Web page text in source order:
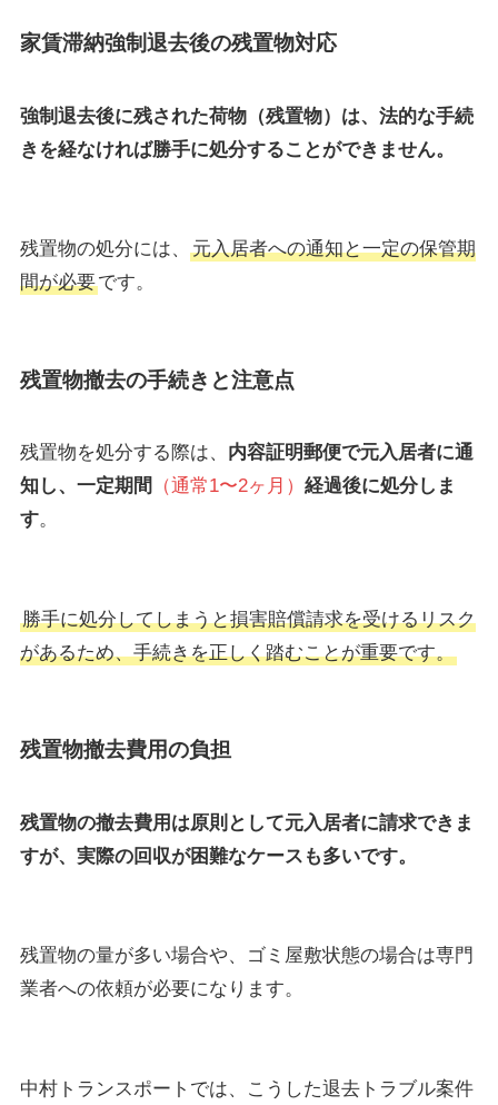
家賃滞納強制退去後の残置物対応
強制退去後に残された荷物（残置物）は、法的な手続
きを経なければ勝手に処分することができません。
残置物の処分には、
元入居者への通知と一定の保管期
間が必要です。
残置物撤去の手続きと注意点
残置物を処分する際は、 内容証明郵便で元入居者に通
知し、一定期間
（通常1〜2ヶ月） 経過後に処分しま
す。
勝手に処分してしまうと損害賠償請求を受けるリスク
があるため、手続きを正しく踏むことが重要です。
残置物撤去費用の負担
残置物の撤去費用は原則として元入居者に請求できま
すが、実際の回収が困難なケースも多いです。
残置物の量が多い場合や、ゴミ屋敷状態の場合は専門
業者への依頼が必要になります。
中村トランスポートでは、こうした退去トラブル案件